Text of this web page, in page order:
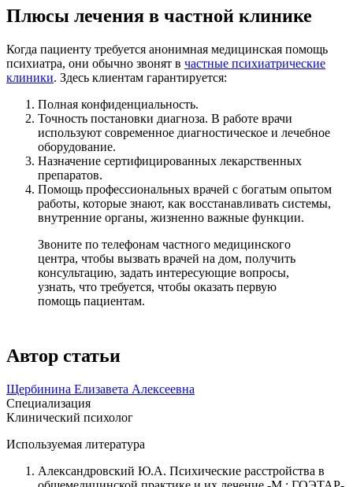
Плюсы лечения в частной клинике
Когда пациенту требуется анонимная медицинская помощь
психиатра, они обычно звонят в частные психиатрические
клиники. Здесь клиентам гарантируется:
Полная конфиденциальность.
Точность постановки диагноза. В работе врачи
используют современное диагностическое и лечебное
оборудование.
Назначение сертифицированных лекарственных
препаратов.
Помощь профессиональных врачей с богатым опытом
работы, которые знают, как восстанавливать системы,
внутренние органы, жизненно важные функции.
Звоните по телефонам частного медицинского
центра, чтобы вызвать врачей на дом, получить
консультацию, задать интересующие вопросы,
узнать, что требуется, чтобы оказать первую
помощь пациентам.
Автор статьи
Щербинина Елизавета Алексеевна
Специализация
Клинический психолог
Используемая литература
Александровский Ю.А. Психические расстройства в